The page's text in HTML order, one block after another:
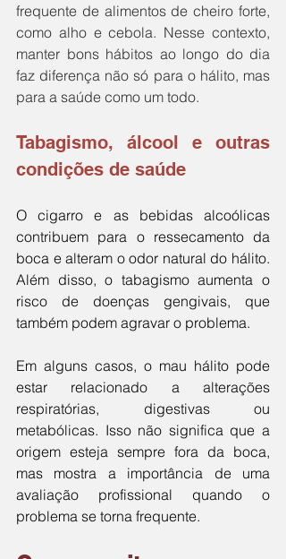
frequente de alimentos de cheiro forte,
como alho e cebola. Nesse contexto,
manter bons hábitos ao longo do dia
faz diferença não só para o hálito, mas
para a saúde como um todo.
Tabagismo, álcool e outras
condições de saúde
O cigarro e as bebidas alcoólicas
contribuem para o ressecamento da
boca e alteram o odor natural do hálito.
Além disso, o tabagismo aumenta o
risco de doenças gengivais, que
também podem agravar o problema.
Em alguns casos, o mau hálito pode
estar relacionado a alterações
respiratórias, digestivas ou
metabólicas. Isso não significa que a
origem esteja sempre fora da boca,
mas mostra a importância de uma
avaliação profissional quando o
problema se torna frequente.